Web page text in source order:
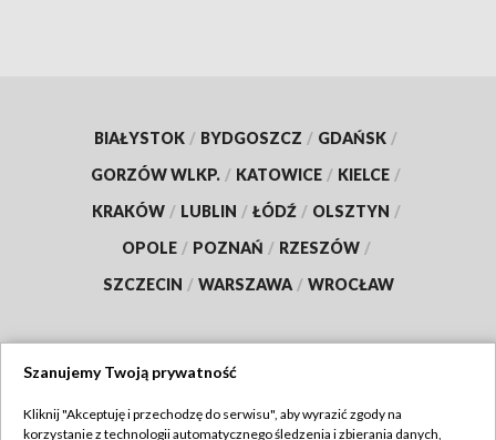
BIAŁYSTOK / BYDGOSZCZ / GDAŃSK /
GORZÓW WLKP. / KATOWICE / KIELCE /
KRAKÓW / LUBLIN / ŁÓDŹ / OLSZTYN /
OPOLE / POZNAŃ / RZESZÓW /
SZCZECIN / WARSZAWA / WROCŁAW
Szanujemy Twoją prywatność
Kliknij "Akceptuję i przechodzę do serwisu", aby wyrazić zgody na
korzystanie z technologii automatycznego śledzenia i zbierania danych,